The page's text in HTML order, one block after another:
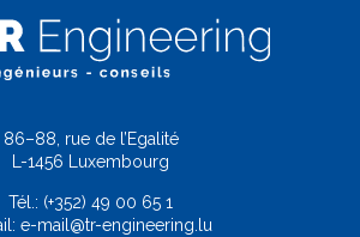
86–88, rue de l’Egalité
L-1456 Luxembourg
Tél.: (+352) 49 00 65 1
e-mail@tr-engineering.lu